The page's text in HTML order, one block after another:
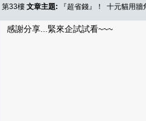
第33樓 文章主題: 『超省錢』！ 十元貓用牆
感謝分享...緊來企試試看~~~